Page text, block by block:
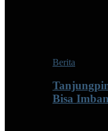
Berita
Bisa